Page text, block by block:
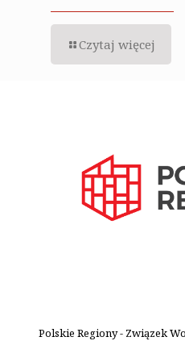
Czytaj więcej
Polskie Regiony - Związek